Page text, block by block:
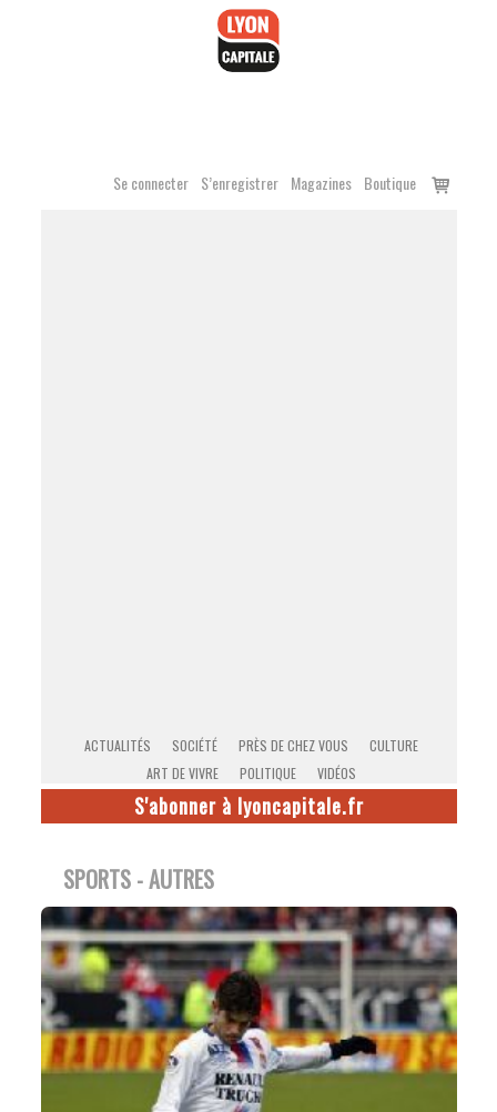
Se connecter S’enregistrer Magazines Boutique
Voir
ACTUALITÉS SOCIÉTÉ PRÈS DE CHEZ VOUS
CULTURE
ART DE VIVRE
POLITIQUE VIDÉOS
S'abonner à lyoncapitale.fr
SPORTS - AUTRES